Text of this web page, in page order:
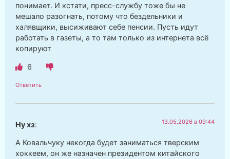
понимает. И кстати, пресс-службу тоже бы не
мешало разогнать, потому что бездельники и
халявщики, высиживают себе пенсии. Пусть идут
работать в газеты, а то там только из интернета всё
копируют
6
Ответить
Ну хз: 13.05.2026 в 09:44
А Ковальчуку некогда будет заниматься тверским
хоккеем, он же назначен президентом китайского